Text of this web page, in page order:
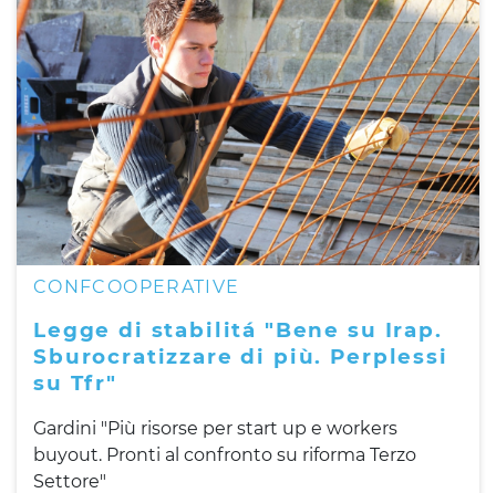
CONFCOOPERATIVE
Legge di stabilitá "Bene su Irap.
Sburocratizzare di più. Perplessi
su Tfr"
Gardini "Più risorse per start up e workers
buyout. Pronti al confronto su riforma Terzo
Settore"